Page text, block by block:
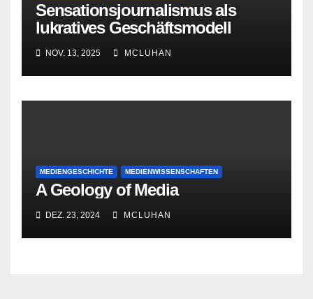
Sensationsjournalismus als
lukratives Geschäftsmodell
NOV. 13, 2025 MCLUHAN
MEDIENGESCHICHTE MEDIENWISSENSCHAFTEN
A Geology of Media
DEZ. 23, 2024 MCLUHAN